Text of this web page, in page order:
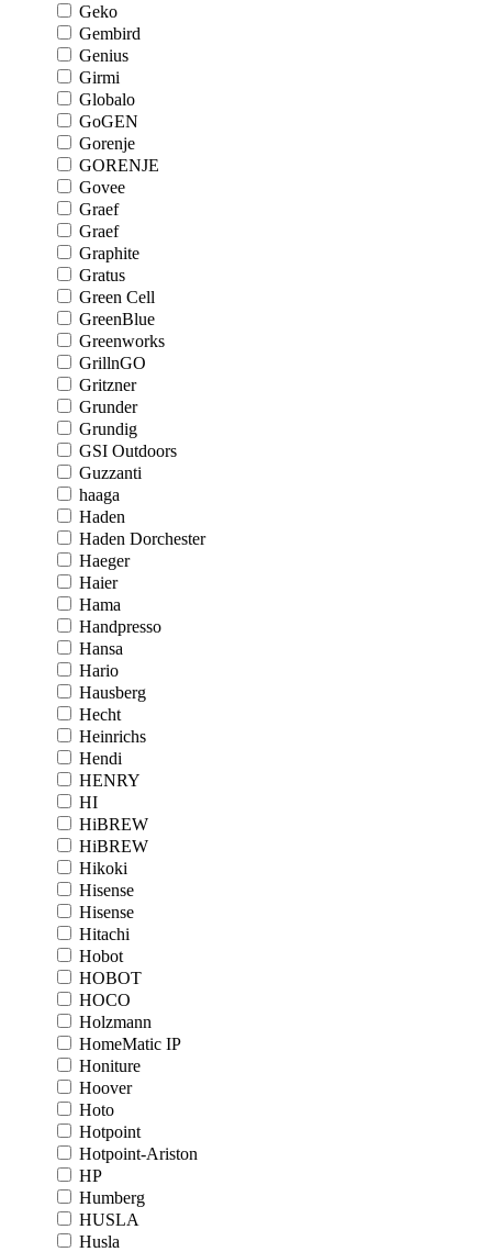
Geko
Gembird
Genius
Girmi
Globalo
GoGEN
Gorenje
GORENJE
Govee
Graef
Graef
Graphite
Gratus
Green Cell
GreenBlue
Greenworks
GrillnGO
Gritzner
Grunder
Grundig
GSI Outdoors
Guzzanti
haaga
Haden
Haden Dorchester
Haeger
Haier
Hama
Handpresso
Hansa
Hario
Hausberg
Hecht
Heinrichs
Hendi
HENRY
HI
HiBREW
HiBREW
Hikoki
Hisense
Hisense
Hitachi
Hobot
HOBOT
HOCO
Holzmann
HomeMatic IP
Honiture
Hoover
Hoto
Hotpoint
Hotpoint-Ariston
HP
Humberg
HUSLA
Husla